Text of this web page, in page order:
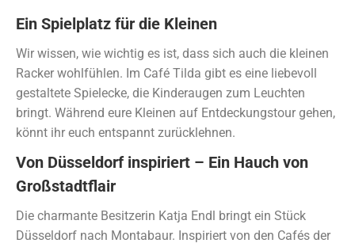
Ein Spielplatz für die Kleinen
Wir wissen, wie wichtig es ist, dass sich auch die kleinen
Racker wohlfühlen. Im Café Tilda gibt es eine liebevoll
gestaltete Spielecke, die Kinderaugen zum Leuchten
bringt. Während eure Kleinen auf Entdeckungstour gehen,
könnt ihr euch entspannt zurücklehnen.
Von Düsseldorf inspiriert – Ein Hauch von
Großstadtflair
Die charmante Besitzerin Katja Endl bringt ein Stück
Düsseldorf nach Montabaur. Inspiriert von den Cafés der